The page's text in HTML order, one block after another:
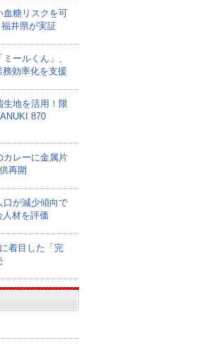
血糖リスクを可
井県が実証
ールくん」、
効率化を支援
生地を活用！限
870
カレーに金属片
再開
口が減少傾向で
人材を評価
着目した「完